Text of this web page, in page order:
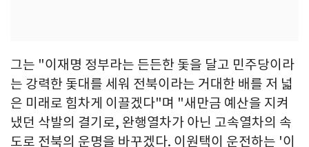
그는 "이재명 정부라는 든든한 돛을 달고 민주당이라
는 강력한 돛대를 세워 전북이라는 거대한 배를 저 넓
은 미래로 힘차게 이끌겠다"며 "새만금 예산을 지켜
냈던 삭발의 결기로, 완행열차가 아닌 고속열차의 속
도로 전북의 운명을 바꾸겠다. 이원택이 운전하는 '이